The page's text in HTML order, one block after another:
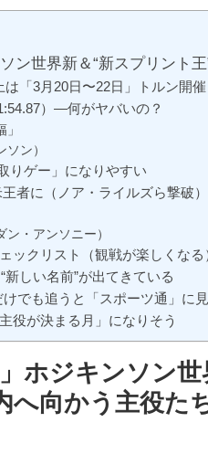
ン世界新＆“新スプリン
「3月20日〜22日」トルン開催
）—何がヤバいの？
ン）
りゲー」になりやすい
者に（ノア・ライルズら撃破）
・アンソニー）
ックリスト（観戦が楽しくなる
しい名前”が出てきている
でも追うと「スポーツ通」に
役が決まる月」になりそう
」ホジキンソン
向かう主役た